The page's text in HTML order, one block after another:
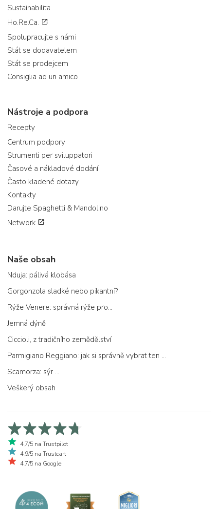
Sustainabilita
Ho.Re.Ca.
Spolupracujte s námi
Stát se dodavatelem
Stát se prodejcem
Consiglia ad un amico
Nástroje a podpora
Recepty
Centrum podpory
Strumenti per sviluppatori
Časové a nákladové dodání
Často kladené dotazy
Kontakty
Darujte Spaghetti & Mandolino
Network
Naše obsah
Nduja: pálivá klobása
Gorgonzola sladké nebo pikantní?
Rýže Venere: správná rýže pro...
Jemná dýně
Ciccioli, z tradičního zemědělství
Parmigiano Reggiano: jak si správně vybrat ten pravý
Scamorza: sýr ...
Veškerý obsah
4,7/5 na Trustpilot
4,9/5 na Trustcart
4,7/5 na Google